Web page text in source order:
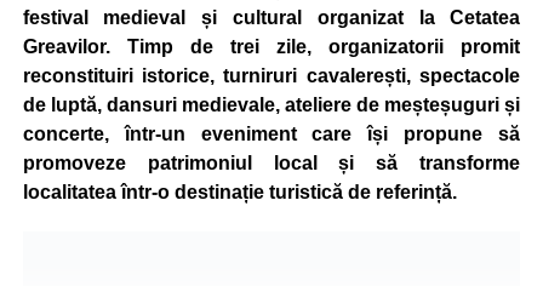
festival medieval și cultural organizat la Cetatea
Greavilor. Timp de trei zile, organizatorii promit
reconstituiri istorice, turniruri cavalerești, spectacole
de luptă, dansuri medievale, ateliere de meșteșuguri și
concerte, într-un eveniment care își propune să
promoveze patrimoniul local și să transforme
localitatea într-o destinație turistică de referință.